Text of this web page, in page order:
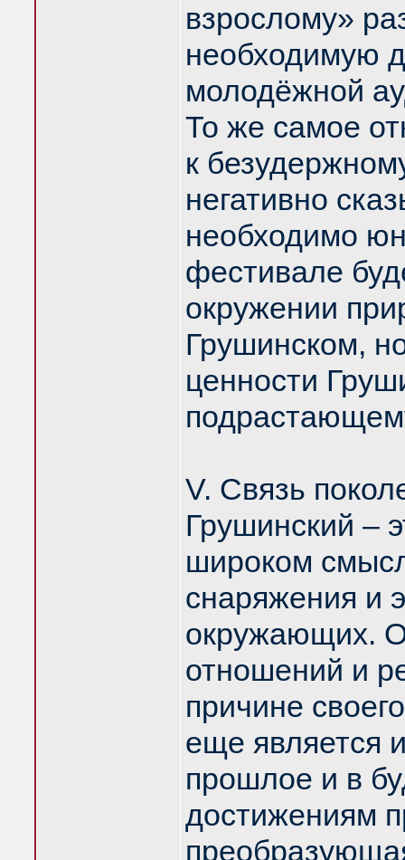
взрослому»
необходимую
молодёжной
То же самое
к
негативно
необходимо
фестивале
окружении
Грушинском,
ценности
V. Связь
Грушинский –
широком
снаряжения и
окружающих.
отношений и
причине
еще является
прошлое и в
достижениям